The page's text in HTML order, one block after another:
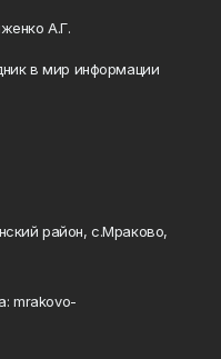
А.Г.
в мир информации
район, с.Мраково,
mrakovo-